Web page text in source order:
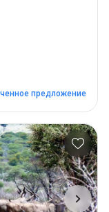
предложение